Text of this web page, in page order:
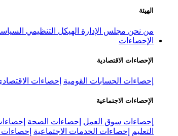
الهيئة
من نحن مجلس الإدارة الهيكل التنظيمي
الإحصاءات
الإحصاءات الاقتصادية
إحصاءات الحسابات القومية إحصاءات
الإحصاءات الاجتماعية
إحصاءات سوق العمل إحصاءات الصحة
التعليم
إحصاءات الخدمات الاجتماعية إحصاءات